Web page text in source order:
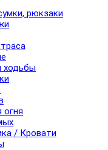
рюкзаки
ходьбы
огня
/ Кровати